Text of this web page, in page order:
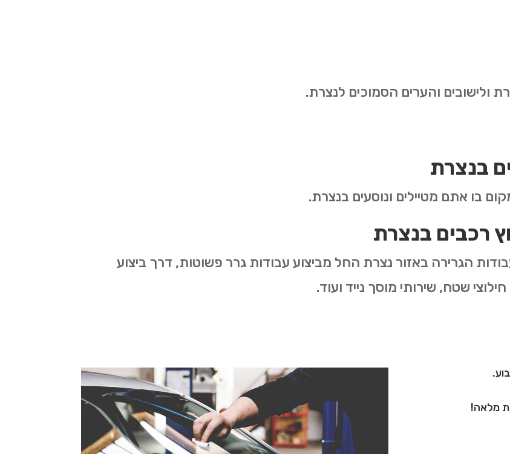
ולישובים והערים הסמוכים לנצרת.
בנצרת
בו אתם מטיילים ונוסעים בנצרת.
רכבים בנצרת
הגרירה באזור נצרת החל מביצוע עבודות גרר פשוטות, דרך ביצוע
שטח, שירותי מוסך נייד ועוד.
מלאה!